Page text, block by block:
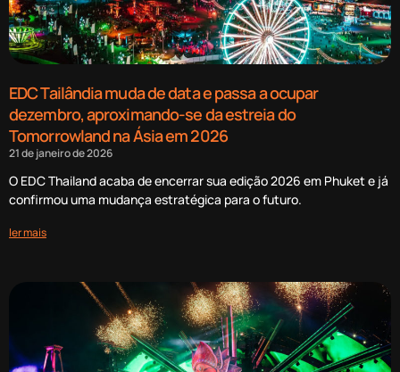
EDC Tailândia muda de data e passa a ocupar
dezembro, aproximando-se da estreia do
Tomorrowland na Ásia em 2026
21 de janeiro de 2026
O EDC Thailand acaba de encerrar sua edição 2026 em Phuket e já
confirmou uma mudança estratégica para o futuro.
ler mais